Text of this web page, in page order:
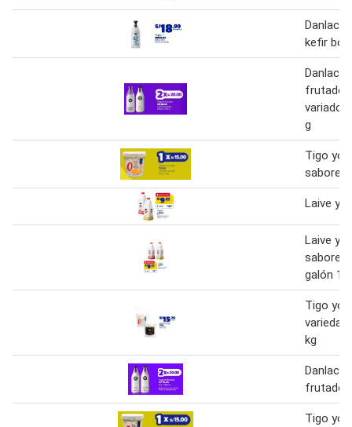
Danlac
kefir
Danlac
frutado
g
Tigo
sabores
Laive
Laive
sabores
galón
Tigo
kg
Danlac
frutado
Tigo